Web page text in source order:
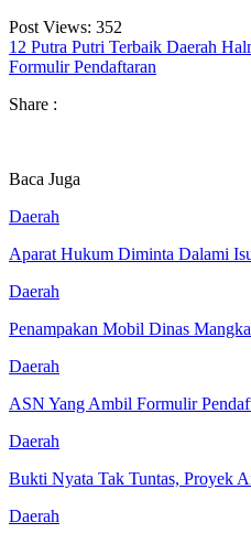
Post Views: 352
12 Putra Putri Terbaik Daerah
Formulir Pendaftaran
Share :
Baca Juga
Daerah
Aparat Hukum Diminta Dalami
Daerah
Penampakan Mobil Dinas
Daerah
ASN Yang Ambil Formulir
Daerah
Bukti Nyata Tak Tuntas, Proyek
Daerah